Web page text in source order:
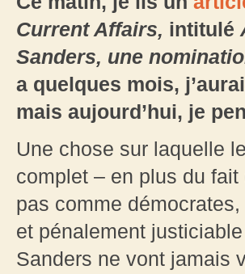
Current Affairs, intitulé
Sanders, une
a quelques mois,
mais aujourd’hui, je
Une chose sur laquelle
complet – en plus du
pas comme
et pénalement
Sanders ne vont jamais